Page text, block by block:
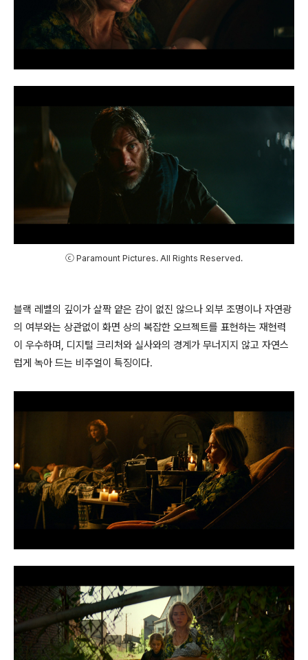
ⓒ Paramount Pictures. All Rights Reserved.
블랙 레벨의 깊이가 살짝 얕은 감이 없진 않으나 외부 조명이나 자연광
의 여부와는 상관없이 화면 상의 복잡한 오브젝트를 표현하는 재현력
이 우수하며, 디지털 크리처와 실사와의 경계가 무너지지 않고 자연스
럽게 녹아 드는 비주얼이 특징이다.